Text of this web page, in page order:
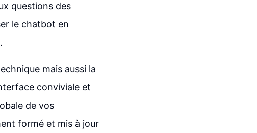
questions des
le chatbot en
mais aussi la
conviviale et
de vos
formé et mis à jour